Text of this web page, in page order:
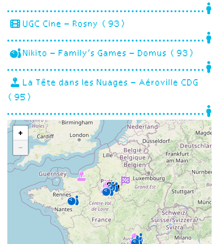
UGC Cine – Rosny (93)
Nikito – Family’s Games – Domus (93)
La Tête dans les Nuages – Aéroville CDG
(95)
+
−